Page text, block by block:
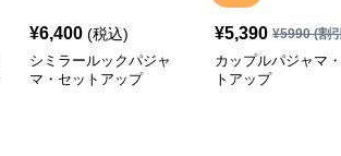
¥6,400 (税込)
シミラールックパジャ
マ・セットアップ
¥5,390 ¥5990(割
カップルパジャマ
トアップ